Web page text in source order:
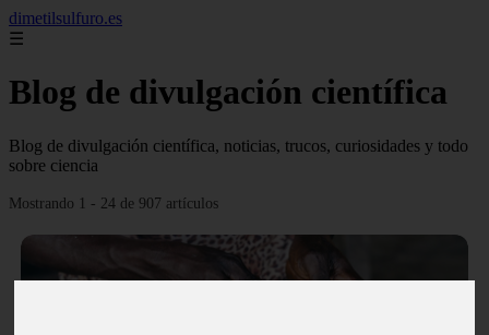
dimetilsulfuro.es
☰
Blog de divulgación científica
Blog de divulgación científica, noticias, trucos, curiosidades y todo
sobre ciencia
Mostrando 1 - 24 de 907 artículos